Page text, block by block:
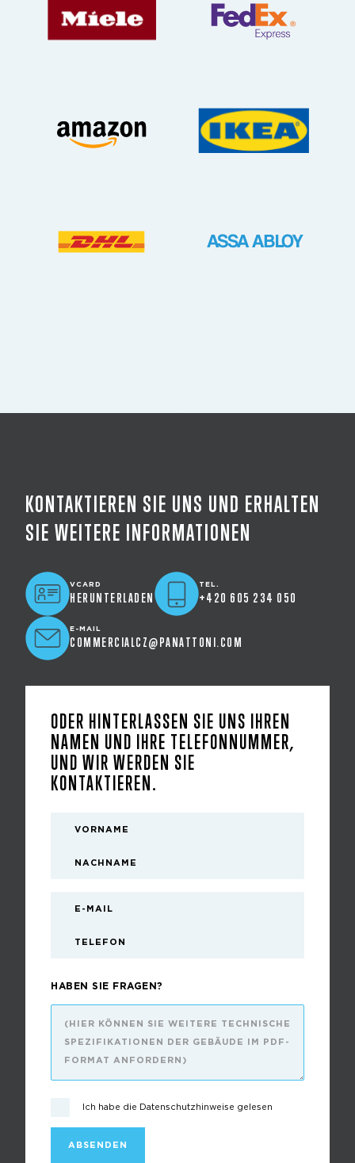
KONTAKTIEREN SIE UNS UND ERHALTEN
SIE WEITERE INFORMATIONEN
VCARD
HERUNTERLADEN
TEL.
+420 605 234 050
E-MAIL
COMMERCIALCZ@PANATTONI.COM
ODER HINTERLASSEN SIE UNS IHREN
NAMEN UND IHRE TELEFONNUMMER,
UND WIR WERDEN SIE
KONTAKTIEREN.
HABEN SIE FRAGEN?
Ich habe die Datenschutzhinweise gelesen